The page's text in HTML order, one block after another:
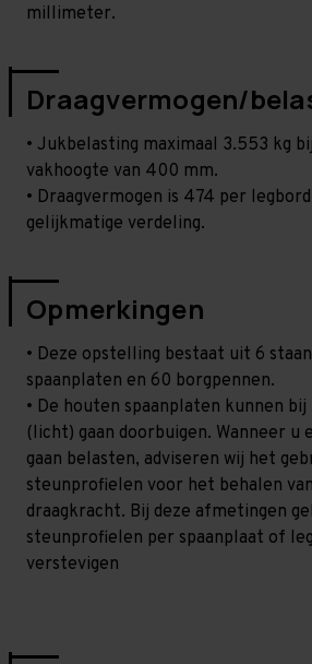
millimeter.
Draagvermogen/
• Jukbelasting maximaal 3.553 kg
vakhoogte van 400 mm.
• Draagvermogen is 474 per
gelijkmatige verdeling.
Opmerkingen
• Deze opstelling bestaat uit 6
spaanplaten en 60 borgpennen.
• De houten spaanplaten kunnen
(licht) gaan doorbuigen. Wanneer u
gaan belasten, adviseren wij het
steunprofielen voor het behalen
draagkracht. Bij deze afmetingen
steunprofielen per spaanplaat of
verstevigen